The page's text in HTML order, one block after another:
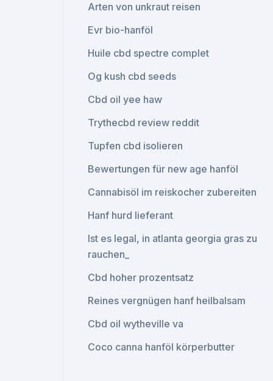
Arten von unkraut reisen
Evr bio-hanföl
Huile cbd spectre complet
Og kush cbd seeds
Cbd oil yee haw
Trythecbd review reddit
Tupfen cbd isolieren
Bewertungen für new age hanföl
Cannabisöl im reiskocher zubereiten
Hanf hurd lieferant
Ist es legal, in atlanta georgia gras zu
rauchen_
Cbd hoher prozentsatz
Reines vergnügen hanf heilbalsam
Cbd oil wytheville va
Coco canna hanföl körperbutter